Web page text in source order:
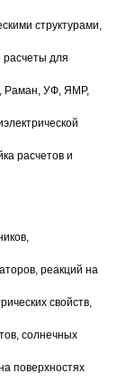
структурами,
расчеты для
Раман, УФ, ЯМР,
расчетов и
реакций на
свойств,
солнечных
поверхностях